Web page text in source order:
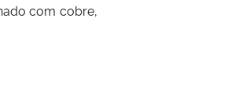
com cobre,